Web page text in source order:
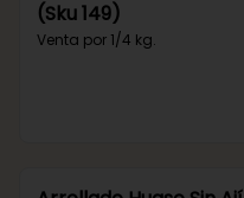
(Sku 149)
Venta por 1/4 kg.